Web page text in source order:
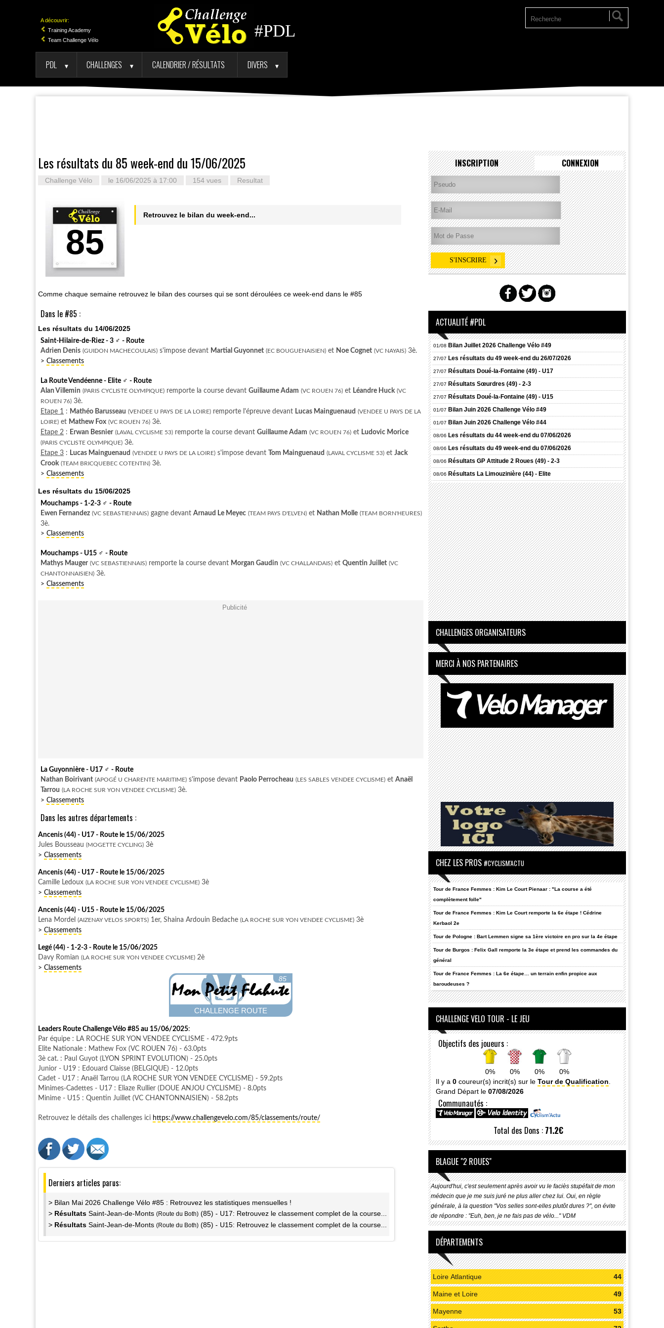
A découvrir:
Training Academy
Team Challenge Vélo
#PDL
PDL ► CHALLENGES ► CALENDRIER / RÉSULTATS DIVERS ►
Les résultats du 85 week-end du 15/06/2025
Challenge Vélo le 16/06/2025 à 17:00 154 vues Resultat
85
Retrouvez le bilan du week-end...
Comme chaque semaine retrouvez le bilan des courses qui se sont déroulées ce week-end dans le #85
Dans le #85 :
Les résultats du 14/06/2025
Saint-Hilaire-de-Riez - 3 ♂ - Route
Adrien Denis (GUIDON MACHECOULAIS) s'impose devant Martial Guyonnet (EC BOUGUENAISIEN) et Noe Cognet (VC NAYAIS) 3è.
> Classements
La Route Vendéenne - Elite ♂ - Route
Alan Villemin (PARIS CYCLISTE OLYMPIQUE) remporte la course devant Guillaume Adam (VC ROUEN 76) et Léandre Huck (VC
ROUEN 76) 3è.
Etape 1 : Mathéo Barusseau (VENDEE U PAYS DE LA LOIRE) remporte l'épreuve devant Lucas Mainguenaud (VENDEE U PAYS DE LA
LOIRE) et Mathew Fox (VC ROUEN 76) 3è.
Etape 2 : Erwan Besnier (LAVAL CYCLISME 53) remporte la course devant Guillaume Adam (VC ROUEN 76) et Ludovic Morice
(PARIS CYCLISTE OLYMPIQUE) 3è.
Etape 3 : Lucas Mainguenaud (VENDEE U PAYS DE LA LOIRE) s'impose devant Tom Mainguenaud (LAVAL CYCLISME 53) et Jack
Crook (TEAM BRICQUEBEC COTENTIN) 3è.
> Classements
Les résultats du 15/06/2025
Mouchamps - 1-2-3 ♂ - Route
Ewen Fernandez (VC SEBASTIENNAIS) gagne devant Arnaud Le Meyec (TEAM PAYS D'ELVEN) et Nathan Molle (TEAM BORN'HEURES)
3è.
> Classements
Mouchamps - U15 ♂ - Route
Mathys Mauger (VC SEBASTIENNAIS) remporte la course devant Morgan Gaudin (VC CHALLANDAIS) et Quentin Juillet (VC
CHANTONNAISIEN) 3è.
> Classements
Publicité
La Guyonnière - U17 ♂ - Route
Nathan Boirivant (APOGÉ U CHARENTE MARITIME) s'impose devant Paolo Perrocheau (LES SABLES VENDEE CYCLISME) et Anaël
Tarrou (LA ROCHE SUR YON VENDEE CYCLISME) 3è.
> Classements
Dans les autres départements :
Ancenis (44) - U17 - Route le 15/06/2025
Jules Bousseau (MOGETTE CYCLING) 3è
> Classements
Ancenis (44) - U17 - Route le 15/06/2025
Camille Ledoux (LA ROCHE SUR YON VENDEE CYCLISME) 3è
> Classements
Ancenis (44) - U15 - Route le 15/06/2025
Lena Mordel
(AIZENAY VELOS SPORTS) 1er, Shaina Ardouin Bedache (LA ROCHE SUR YON VENDEE CYCLISME) 3è
> Classements
Legé (44) - 1-2-3 - Route le 15/06/2025
Davy Romian (LA ROCHE SUR YON VENDEE CYCLISME) 2è
> Classements
85
CHALLENGE ROUTE
Leaders Route Challenge Vélo #85 au 15/06/2025:
Par équipe : LA ROCHE SUR YON VENDEE CYCLISME - 472.9pts
Elite Nationale : Mathew Fox (VC ROUEN 76) - 63.0pts
3è cat. : Paul Guyot (LYON SPRINT EVOLUTION) - 25.0pts
Junior - U19 : Edouard Claisse (BELGIQUE) - 12.0pts
Cadet - U17 : Anaël Tarrou (LA ROCHE SUR YON VENDEE CYCLISME) - 59.2pts
Minimes-Cadettes - U17 : Eliaze Rullier (DOUE ANJOU CYCLISME) - 8.0pts
Minime - U15 : Quentin Juillet (VC CHANTONNAISIEN) - 58.2pts
Retrouvez le détails des challenges ici https://www.challengevelo.com/85/classements/route/
Derniers articles parus:
> Bilan Mai 2026 Challenge Vélo #85 : Retrouvez les statistiques mensuelles !
> Résultats Saint-Jean-de-Monts (Route du Both) (85) - U17: Retrouvez le classement complet de la course...
> Résultats Saint-Jean-de-Monts (Route du Both) (85) - U15: Retrouvez le classement complet de la course...
INSCRIPTION CONNEXION
ACTUALITÉ #PDL
01/08 Bilan Juillet 2026 Challenge Vélo #49
27/07 Les résultats du 49 week-end du 26/07/2026
27/07 Résultats Doué-la-Fontaine (49) - U17
27/07 Résultats Sœurdres (49) - 2-3
27/07 Résultats Doué-la-Fontaine (49) - U15
01/07 Bilan Juin 2026 Challenge Vélo #49
01/07 Bilan Juin 2026 Challenge Vélo #44
08/06 Les résultats du 44 week-end du 07/06/2026
08/06 Les résultats du 49 week-end du 07/06/2026
08/06 Résultats GP Attitude 2 Roues (49) - 2-3
08/06 Résultats La Limouzinière (44) - Elite
08/06 RésultatsChâteaubriant (44) - 1-2-3
CHALLENGES ORGANISATEURS
MERCI À NOS PARTENAIRES
CHEZ LES PROS #CYCLISM'ACTU
Tour de France Femmes : Kim Le Court Pienaar : "La course a été
complètement folle"
Tour de France Femmes : Kim Le Court remporte la 6e étape ! Cédrine
Kerbaol 2e
Tour de Pologne : Bart Lemmen signe sa 1ère victoire en pro sur la 4e étape
Tour de Burgos : Felix Gall remporte la 3e étape et prend les commandes du
général
Tour de France Femmes : La 6e étape… un terrain enfin propice aux
baroudeuses ?
CHALLENGE VELO TOUR - LE JEU
Objectifs des joueurs :
0% 0% 0%
0%
Il y a 0 coureur(s) incrit(s) sur le Tour de Qualification.
Grand Départ le 07/08/2026
Communautés :
Total des Dons : 71.2€
BLAGUE "2 ROUES"
Aujourd'hui, c'est seulement après avoir vu le faciès stupéfait de mon
médecin que je me suis juré ne plus aller chez lui. Oui, en règle
générale, à la question "Vos selles sont-elles plutôt dures ?", on évite
de répondre : "Euh, ben, je ne fais pas de vélo..." VDM
DÉPARTEMENTS
Loire Atlantique 44
Maine et Loire 49
Mayenne 53